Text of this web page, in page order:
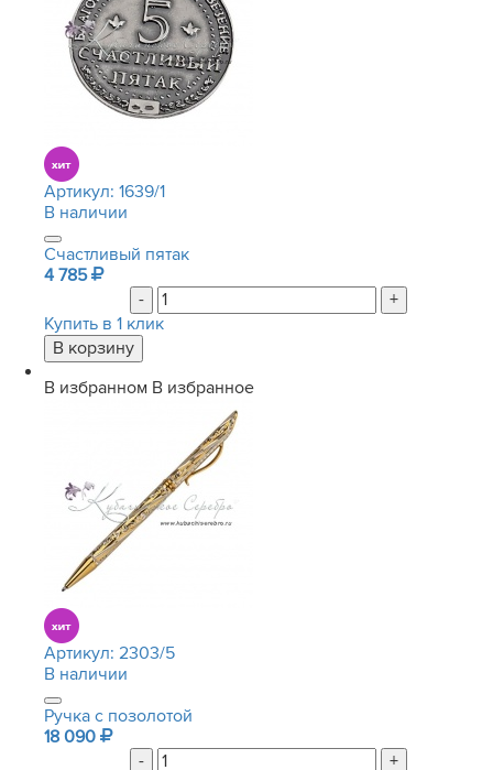
Артикул: 1639/1
В наличии
Счастливый пятак
4 785
-
+
Купить в 1 клик
В избранном В избранное
Артикул: 2303/5
В наличии
Ручка с позолотой
18 090
-
+